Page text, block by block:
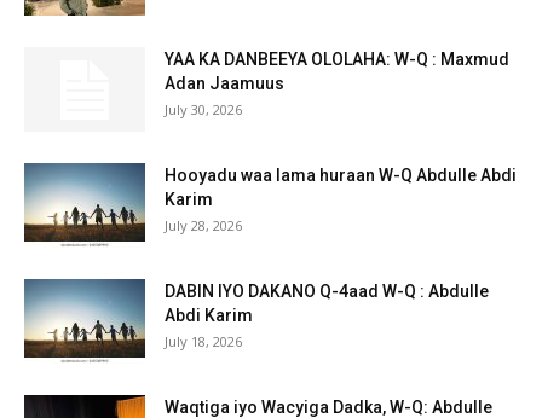
YAA KA DANBEEYA OLOLAHA: W-Q : Maxmud
Adan Jaamuus
July 30, 2026
Hooyadu waa lama huraan W-Q Abdulle Abdi
Karim
July 28, 2026
DABIN IYO DAKANO Q-4aad W-Q : Abdulle
Abdi Karim
July 18, 2026
Waqtiga iyo Wacyiga Dadka, W-Q: Abdulle